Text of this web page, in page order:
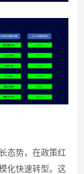
态势，在政策红
化快速转型。这